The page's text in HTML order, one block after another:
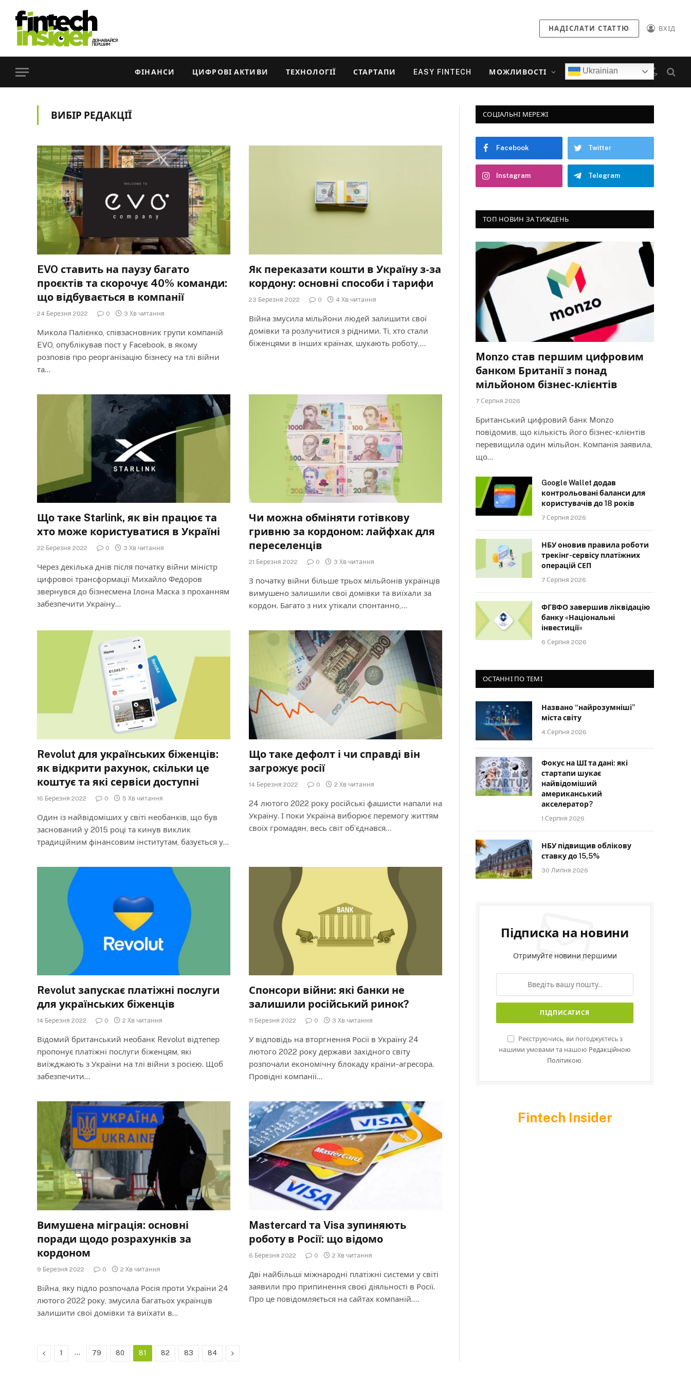
НАДІСЛАТИ СТАТТЮ ВХІД
ФІНАНСИ ЦИФРОВІ АКТИВИ ТЕХНОЛОГІЇ СТАРТАПИ EASY FINTECH МОЖЛИВОСТІ Ukrainian
ВИБІР РЕДАКЦІЇ
EVO ставить на паузу багато
проєктів та скорочує 40% команди:
що відбувається в компанії
24 Березня 2022 0 3 Хв читання
Микола Палієнко, співзасновник групи компаній
EVO, опублікував пост у Facebook, в якому
розповів про реорганізацію бізнесу на тлі війни
та…
Як переказати кошти в Україну з-за
кордону: основні способи і тарифи
23 Березня 2022 0 4 Хв читання
Війна змусила мільйони людей залишити свої
домівки та розлучитися з рідними. Ті, хто стали
біженцями в інших країнах, шукають роботу,…
Що таке Starlink, як він працює та
хто може користуватися в Україні
22 Березня 2022 0 3 Хв читання
Через декілька днів після початку війни міністр
цифрової трансформації Михайло Федоров
звернувся до бізнесмена Ілона Маска з проханням
забезпечити Україну…
Чи можна обміняти готівкову
гривню за кордоном: лайфхак для
переселенців
21 Березня 2022 0 3 Хв читання
З початку війни більше трьох мільйонів українців
вимушено залишили свої домівки та виїхали за
кордон. Багато з них утікали спонтанно,…
Revolut для українських біженців:
як відкрити рахунок, скільки це
коштує та які сервіси доступні
16 Березня 2022 0 5 Хв читання
Один із найвідоміших у світі необанків, що був
заснований у 2015 році та кинув виклик
традиційним фінансовим інститутам, базується у…
Що таке дефолт і чи справді він
загрожує росії
14 Березня 2022 0 2 Хв читання
24 лютого 2022 року російські фашисти напали на
Україну. І поки Україна виборює перемогу життям
своїх громадян, весь світ об’єднався…
Revolut запускає платіжні послуги
для українських біженців
14 Березня 2022 0 2 Хв читання
Відомий британський необанк Revolut відтепер
пропонує платіжні послуги біженцям, які
виїжджають з України на тлі війни з росією. Щоб
забезпечити…
Спонсори війни: які банки не
залишили російський ринок?
11 Березня 2022 0 3 Хв читання
У відповідь на вторгнення Росії в Україну 24
лютого 2022 року держави західного світу
розпочали економічну блокаду країни-агресора.
Провідні компанії…
Вимушена міграція: основні
поради щодо розрахунків за
кордоном
9 Березня 2022 0 2 Хв читання
Війна, яку підло розпочала Росія проти України 24
лютого 2022 року, змусила багатьох українців
залишити свої домівки та виїхати в…
Mastercard та Visa зупиняють
роботу в Росії: що відомо
6 Березня 2022 0 2 Хв читання
Дві найбільші міжнародні платіжні системи у світі
заявили про припинення своєї діяльності в Росії.
Про це повідомляється на сайтах компаній.…
Previous
1 … 79 80 81 82 83 84 Next
СОЦІАЛЬНІ МЕРЕЖІ
Facebook Twitter
Instagram Telegram
ТОП НОВИН ЗА ТИЖДЕНЬ
Monzo став першим цифровим
банком Британії з понад
мільйоном бізнес-клієнтів
7 Серпня 2026
Британський цифровий банк Monzo
повідомив, що кількість його бізнес-клієнтів
перевищила один мільйон. Компанія заявила,
що…
Google Wallet додав
контрольовані баланси для
користувачів до 18 років
7 Серпня 2026
НБУ оновив правила роботи
трекінг-сервісу платіжних
операцій СЕП
7 Серпня 2026
ФГВФО завершив ліквідацію
банку «Національні
інвестиції»
6 Серпня 2026
ОСТАННІ ПО ТЕМІ
Названо “найрозумніші”
міста світу
4 Серпня 2026
Фокус на ШІ та дані: які
стартапи шукає
найвідоміший
американський
акселератор?
1 Серпня 2026
НБУ підвищив облікову
ставку до 15,5%
30 Липня 2026
Підписка на новини
Отримуйте новини першими
Реєструючись, ви погоджуєтесь з
нашими умовами та нашою Редакційною
Політикою.
Fintech Insider